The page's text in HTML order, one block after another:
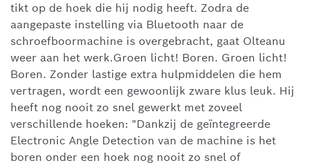
tikt op de hoek die hij nodig heeft. Zodra de
aangepaste instelling via Bluetooth naar de
schroefboormachine is overgebracht, gaat Olteanu
weer aan het werk.Groen licht! Boren. Groen licht!
Boren. Zonder lastige extra hulpmiddelen die hem
vertragen, wordt een gewoonlijk zware klus leuk. Hij
heeft nog nooit zo snel gewerkt met zoveel
verschillende hoeken: "Dankzij de geïntegreerde
Electronic Angle Detection van de machine is het
boren onder een hoek nog nooit zo snel of